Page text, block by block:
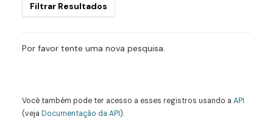
Filtrar Resultados
Por favor tente uma nova pesquisa.
Você também pode ter acesso a esses registros usando a API
(veja Documentação da API).